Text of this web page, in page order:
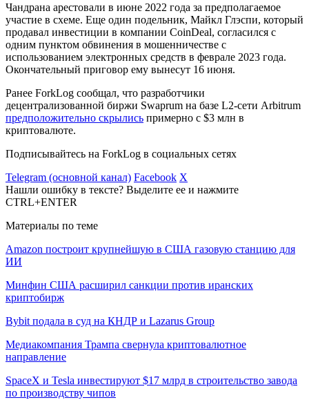
Чандрана арестовали в июне 2022 года за предполагаемое
участие в схеме. Еще один подельник, Майкл Глэспи, который
продавал инвестиции в компании CoinDeal, согласился с
одним пунктом обвинения в мошенничестве с
использованием электронных средств в феврале 2023 года.
Окончательный приговор ему вынесут 16 июня.
Ранее ForkLog сообщал, что разработчики
децентрализованной биржи Swaprum на базе L2-сети Arbitrum
предположительно скрылись примерно с $3 млн в
криптовалюте.
Подписывайтесь на ForkLog в социальных сетях
Telegram (основной канал) Facebook X
Нашли ошибку в тексте? Выделите ее и нажмите
CTRL+ENTER
Материалы по теме
Amazon построит крупнейшую в США газовую станцию для
ИИ
Минфин США расширил санкции против иранских
криптобирж
Bybit подала в суд на КНДР и Lazarus Group
Медиакомпания Трампа свернула криптовалютное
направление
SpaceX и Tesla инвестируют $17 млрд в строительство завода
по производству чипов